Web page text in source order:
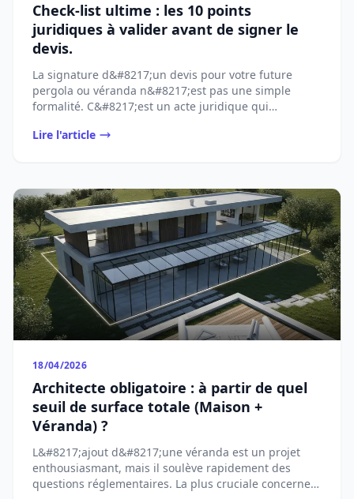
Check-list ultime : les 10 points
juridiques à valider avant de signer le
devis.
La signature d&#8217;un devis pour votre future
pergola ou véranda n&#8217;est pas une simple
formalité. C&#8217;est un acte juridique qui
Lire l'article
18/04/2026
Architecte obligatoire : à partir de quel
seuil de surface totale (Maison +
Véranda) ?
L&#8217;ajout d&#8217;une véranda est un projet
enthousiasmant, mais il soulève rapidement des
questions réglementaires. La plus cruciale concerne